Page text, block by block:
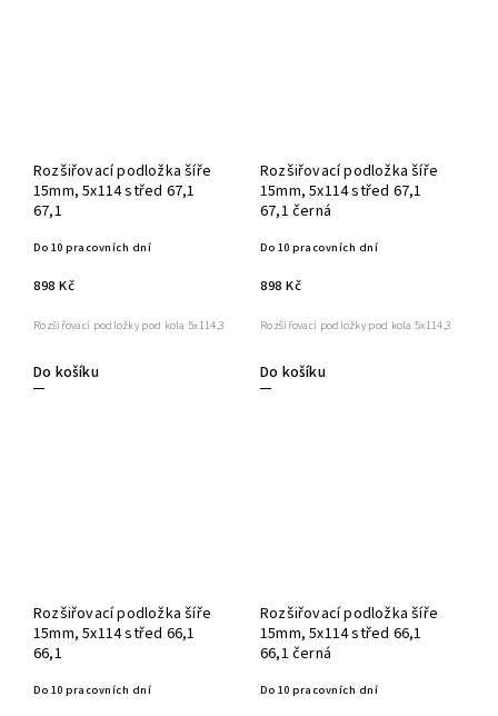
Rozšiřovací podložka šíře
15mm, 5x114 střed 67,1
67,1
Do 10 pracovních dní
898 Kč
Do košíku
Rozšiřovací podložky pod kola 5x114,3
Rozšiřovací podložka šíře
15mm, 5x114 střed 67,1
67,1 černá
Do 10 pracovních dní
898 Kč
Do košíku
Rozšiřovací podložky pod kola 5x114,3
Rozšiřovací podložka šíře
15mm, 5x114 střed 66,1
66,1
Do 10 pracovních dní
Rozšiřovací podložka šíře
15mm, 5x114 střed 66,1
66,1 černá
Do 10 pracovních dní